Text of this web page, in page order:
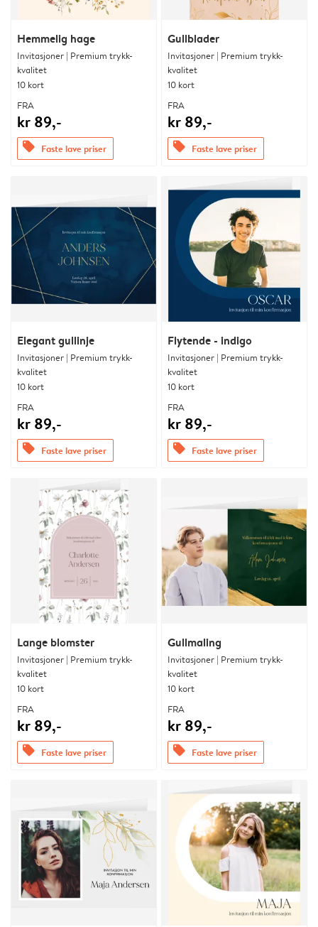
Hemmelig hage
Invitasjoner | Premium trykk-
kvalitet
10 kort
FRA
kr 89,-
offers Faste lave priser
Gullblader
Invitasjoner | Premium trykk-
kvalitet
10 kort
FRA
kr 89,-
offers Faste lave priser
Elegant gullinje
Invitasjoner | Premium trykk-
kvalitet
10 kort
FRA
kr 89,-
offers Faste lave priser
Flytende - indigo
Invitasjoner | Premium trykk-
kvalitet
10 kort
FRA
kr 89,-
offers Faste lave priser
Lange blomster
Invitasjoner | Premium trykk-
kvalitet
10 kort
FRA
kr 89,-
offers Faste lave priser
Gullmaling
Invitasjoner | Premium trykk-
kvalitet
10 kort
FRA
kr 89,-
offers Faste lave priser